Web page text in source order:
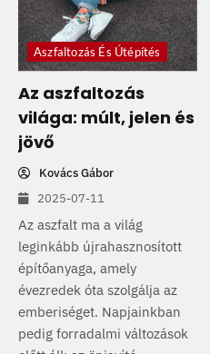
Aszfaltozás És Útépítés
Az aszfaltozás
világa: múlt, jelen és
jövő
Kovács Gábor
2025-07-11
Az aszfalt ma a világ
leginkább újrahasznosított
építőanyaga, amely
évezredek óta szolgálja az
emberiséget. Napjainkban
pedig forradalmi változások